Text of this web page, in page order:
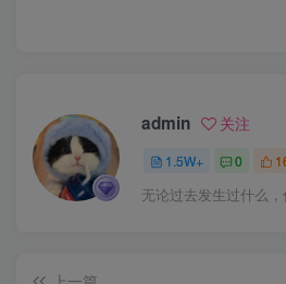
admin 关注
1.5W+ 0
无论过去发生过什么